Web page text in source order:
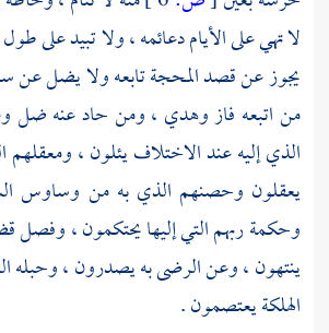
لا تهي على الأيام دعائمه ، ولا تبيد على
يجوز عن قصد المحجة تابعه ولا يضل عن
من اتبعه فاز وهدي ، ومن حاد عنه ضل
الذي إليه عند الاختلاف يئلون ، ومعقلهم
يعقلون وحصنهم الذي به من وساوس
وحكمة ربهم التي إليها يحتكمون ، وفصل
ينتهون ، وعن الرضى به يصدرون ، وحبله
الهلكة يعتصمون .